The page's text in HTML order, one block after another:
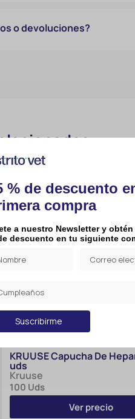
o devoluciones?
KRUUSE Capucha De
uds
Kruuse
100 Uds
Ver precio
% de descuento
compra
a nuestro Newsletter y obtén
descuento en tu siguiente
Suscribirme